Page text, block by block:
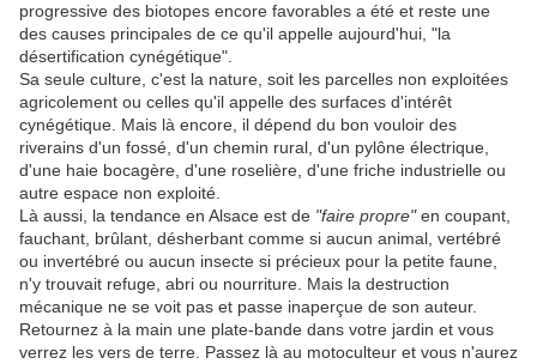
progressive des biotopes encore favorables a été et reste une
des causes principales de ce qu'il appelle aujourd'hui, "la
désertification cynégétique".
Sa seule culture, c'est la nature, soit les parcelles non exploitées
agricolement ou celles qu'il appelle des surfaces d'intérêt
cynégétique. Mais là encore, il dépend du bon vouloir des
riverains d'un fossé, d'un chemin rural, d'un pylône électrique,
d'une haie bocagère, d'une roselière, d'une friche industrielle ou
autre espace non exploité.
Là aussi, la tendance en Alsace est de "faire propre"en coupant,
fauchant, brûlant, désherbant comme si aucun animal, vertébré
ou invertébré ou aucun insecte si précieux pour la petite faune,
n'y trouvait refuge, abri ou nourriture. Mais la destruction
mécanique ne se voit pas et passe inaperçue de son auteur.
Retournez à la main une plate-bande dans votre jardin et vous
verrez les vers de terre. Passez là au motoculteur et vous n'aurez